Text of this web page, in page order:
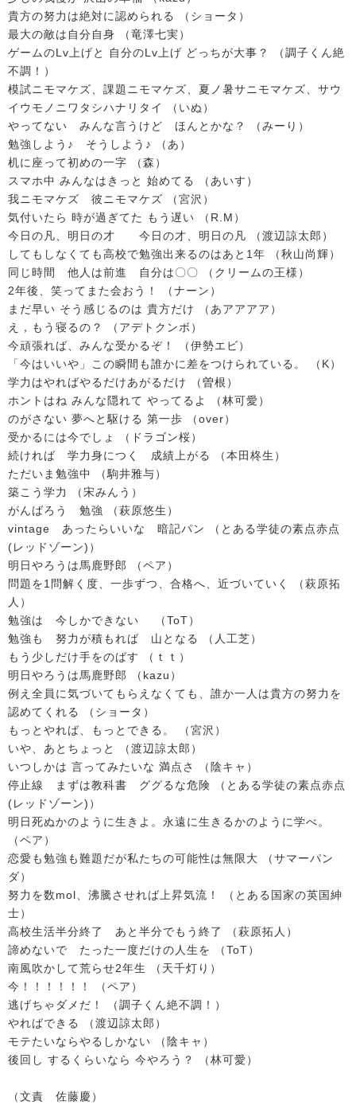
貴方の努力は絶対に認められる （ショータ）
最大の敵は自分自身 （竜澤七実）
ゲームのLv上げと 自分のLv上げ どっちが大事？ （調子くん絶
不調！）
模試ニモマケズ、課題ニモマケズ、夏ノ暑サニモマケズ、サウ
イウモノニワタシハナリタイ （いぬ）
やってない みんな言うけど ほんとかな？ （みーり）
勉強しよう♪ そうしよう♪ （あ）
机に座って初めの一字 （森）
スマホ中 みんなはきっと 始めてる （あいす）
我ニモマケズ 彼ニモマケズ （宮沢）
気付いたら 時が過ぎてた もう遅い （R.M）
今日の凡、明日の才 今日の才、明日の凡 （渡辺諒太郎）
してもしなくても高校で勉強出来るのはあと1年 （秋山尚輝）
同じ時間 他人は前進 自分は〇〇 （クリームの王様）
2年後、笑ってまた会おう！ （ナーン）
まだ早い そう感じるのは 貴方だけ （あアアアア）
え，もう寝るの？ （アデトクンボ）
今頑張れば、みんな受かるぞ！ （伊勢エビ）
「今はいいや」この瞬間も誰かに差をつけられている。 （K）
学力はやればやるだけあがるだけ （曽根）
ホントはね みんな隠れて やってるよ （林可愛）
のがさない 夢へと駆ける 第一歩 （over）
受かるには今でしょ （ドラゴン桜）
続ければ 学力身につく 成績上がる （本田柊生）
ただいま勉強中 （駒井雅与）
築こう学力 （宋みんう）
がんばろう 勉強 （萩原悠生）
vintage あったらいいな 暗記パン （とある学徒の素点赤点
(レッドゾーン)）
明日やろうは馬鹿野郎 （ペア）
問題を1問解く度、一歩ずつ、合格へ、近づいていく （萩原拓
人）
勉強は 今しかできない （ToT）
勉強も 努力が積もれば 山となる （人工芝）
もう少しだけ手をのばす （ｔｔ）
明日やろうは馬鹿野郎 （kazu）
例え全員に気づいてもらえなくても、誰か一人は貴方の努力を
認めてくれる （ショータ）
もっとやれば、もっとできる。 （宮沢）
いや、あとちょっと （渡辺諒太郎）
いつしかは 言ってみたいな 満点さ （陰キャ）
停止線 まずは教科書 ググるな危険 （とある学徒の素点赤点
(レッドゾーン)）
明日死ぬかのように生きよ。永遠に生きるかのように学べ。
（ペア）
恋愛も勉強も難題だが私たちの可能性は無限大 （サマーパン
ダ）
努力を数mol、沸騰させれば上昇気流！ （とある国家の英国紳
士）
高校生活半分終了 あと半分でもう終了 （萩原拓人）
諦めないで たった一度だけの人生を （ToT）
南風吹かして荒らせ2年生 （天千灯り）
今！！！！！！ （ペア）
逃げちゃダメだ！ （調子くん絶不調！）
やればできる （渡辺諒太郎）
モテたいならやるしかない （陰キャ）
後回し するくらいなら 今やろう？ （林可愛）
（文責 佐藤慶）